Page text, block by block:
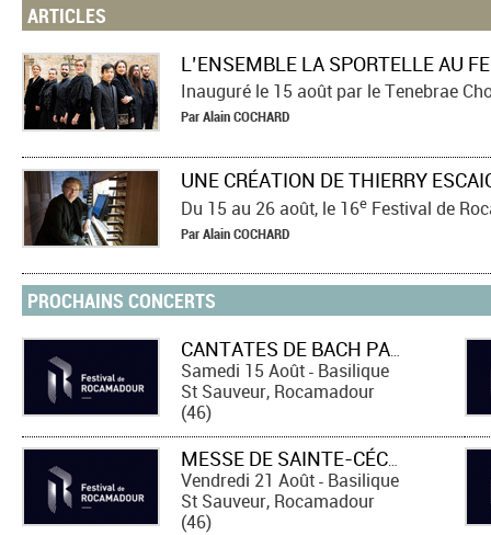
ARTICLES
ParAlainCOCHARD
Du 15 au 26 août, le 16e Festival de
ParAlainCOCHARD
PROCHAINS CONCERTS
Samedi 15 Août - Basilique
St Sauveur, Rocamadour
(46)
Vendredi 21 Août - Basilique
St Sauveur, Rocamadour
(46)